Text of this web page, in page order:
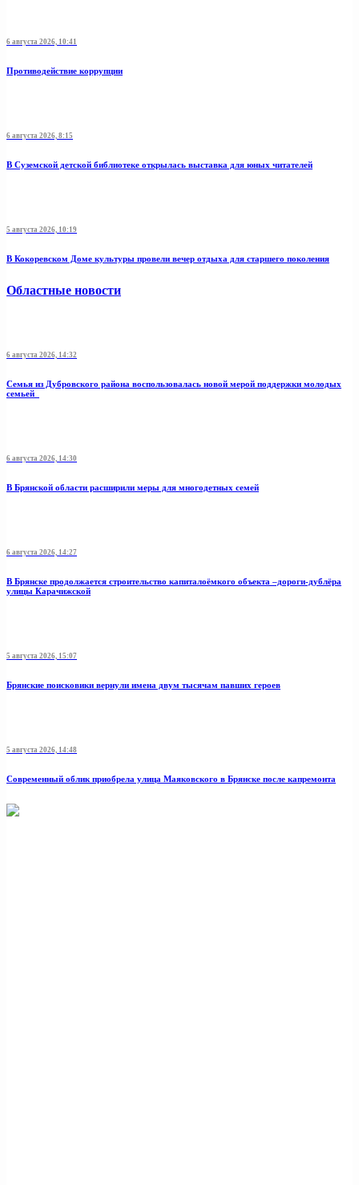
6 августа 2026, 10:41
Противодействие коррупции
6 августа 2026, 8:15
В Суземской детской библиотеке открылась выставка для юных читателей
5 августа 2026, 10:19
В Кокоревском Доме культуры провели вечер отдыха для старшего поколения
Областные новости
6 августа 2026, 14:32
Семья из Дубровского района воспользовалась новой мерой поддержки молодых
семьей
6 августа 2026, 14:30
В Брянской области расширили меры для многодетных семей
6 августа 2026, 14:27
В Брянске продолжается строительство капиталоёмкого объекта –дороги-дублёра
улицы Карачижской
5 августа 2026, 15:07
Брянские поисковики вернули имена двум тысячам павших героев
5 августа 2026, 14:48
Современный облик приобрела улица Маяковского в Брянске после капремонта